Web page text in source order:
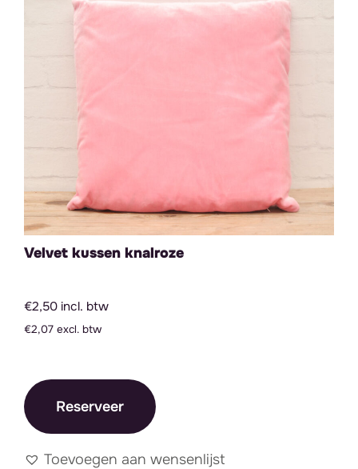
Velvet kussen knalroze
€2,50 incl. btw
€2,07 excl. btw
Reserveer
Toevoegen aan wensenlijst